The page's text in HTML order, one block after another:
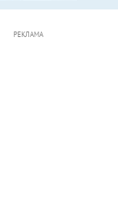
РЕКЛАМА